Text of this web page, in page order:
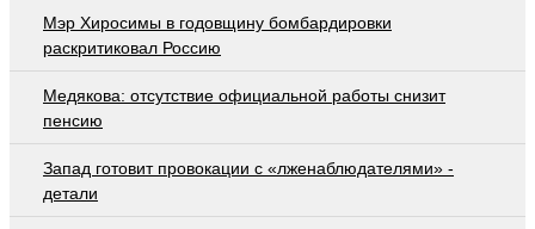
Мэр Хиросимы в годовщину бомбардировки
раскритиковал Россию
Медякова: отсутствие официальной работы снизит
пенсию
Запад готовит провокации с «лженаблюдателями» -
детали